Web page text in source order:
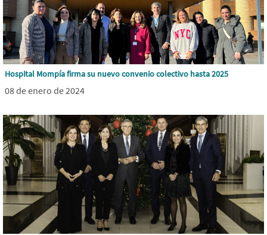
Hospital Mompía firma su nuevo convenio colectivo hasta 2025
08 de enero de 2024